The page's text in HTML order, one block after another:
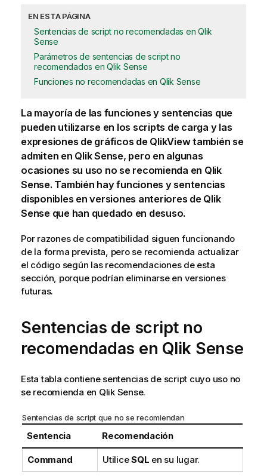
EN ESTA PÁGINA
Sentencias de script no recomendadas en Qlik
Sense
Parámetros de sentencias de script no
recomendados en Qlik Sense
Funciones no recomendadas en Qlik Sense
La mayoría de las funciones y sentencias que
pueden utilizarse en los scripts de carga y las
expresiones de gráficos de QlikViewtambién se
admiten en Qlik Sense, pero en algunas
ocasiones su uso no se recomienda en Qlik
Sense. También hay funciones y sentencias
disponibles en versiones anteriores de Qlik
Senseque han quedado en desuso.
Por razones de compatibilidad siguen funcionando
de la forma prevista, pero se recomienda actualizar
el código según las recomendaciones de esta
sección, porque podrían eliminarse en versiones
futuras.
Sentencias de script no
recomendadas en Qlik Sense
Esta tabla contiene sentencias de script cuyo uso no
se recomienda en Qlik Sense.
Sentencias de script que no se recomiendan
Sentencia Recomendación
Command UtiliceSQL en su lugar.